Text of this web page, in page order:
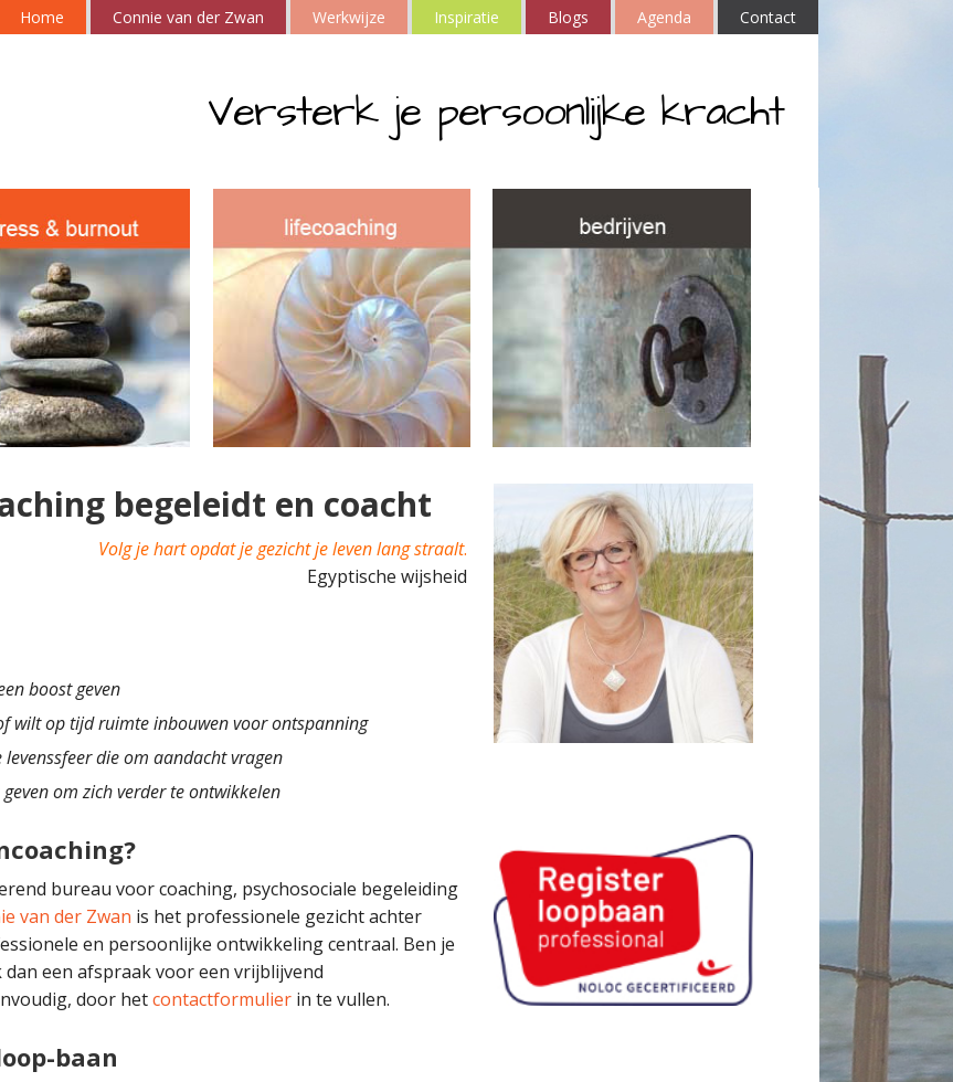
Home Connie van der Zwan Werkwijze Inspiratie Blogs Agenda Contact
Versterk je persoonlijke kracht
begeleidt en coacht
Volg je hart opdat je gezicht je leven lang straalt.
Egyptische wijsheid
boost geven
wilt op tijd ruimte inbouwen voor ontspanning
die om aandacht vragen
om zich verder te ontwikkelen
bureau voor coaching, psychosociale begeleiding
van der Zwan is het professionele gezicht achter
en persoonlijke ontwikkeling centraal. Ben je
een afspraak voor een vrijblijvend
door hetcontactformulier in te vullen.
baan